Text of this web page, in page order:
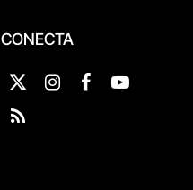
CONECTA
X
(Twitter)
InstagramFacebookYouTube
RSS